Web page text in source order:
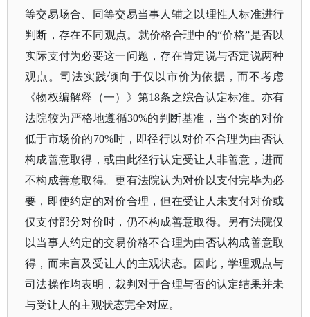
等交易场合、同等交易当事人辅之以理性人标准进行
判断，存在不同观点。就价格合理中的“价格”是否以
实际支付为必要这一问题，存在肯定说与否定说两种
观点。司法实践倾向于仅以市价为依据，而不考虑
《物权编解释（一）》第18条之综合认定标准。亦有
法院较为严格地遵循30%的判断基准，当个案的对价
低于市场价的70%时，即径行以对价不合理为由否认
构成善意取得，或由此径行认定受让人非善意，进而
不构成善意取得。更有法院认为对价以支付完毕为必
要，即使约定的对价合理，但在受让人未支付对价或
仅支付部分对价时，仍不构成善意取得。另有法院仅
以当事人约定的交易价格不合理为由否认构成善意取
得，而未言及受让人的主观状态。因此，学理观点与
司法操作均表明，裁判对于合理与否的认定结果并未
与受让人的主观状态完全对应。